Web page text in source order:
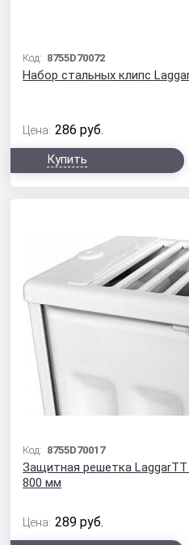
Код: 8755D70072
Набор стальных клипс
Цена: 286 руб.
Купить
Код: 8755D70017
Защитная решетка
800 мм
Цена: 289 руб.